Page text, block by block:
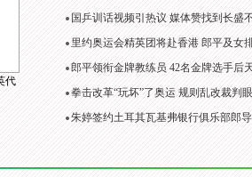
代
国乒训话视频引热议 媒体赞找到长盛
里约奥运会精英团将赴香港 郎平及女
郎平领衔金牌教练员 42名金牌选手后
拳击改革“玩坏”了奥运 规则乱改裁判
朱婷签约土耳其瓦基弗银行俱乐部郎